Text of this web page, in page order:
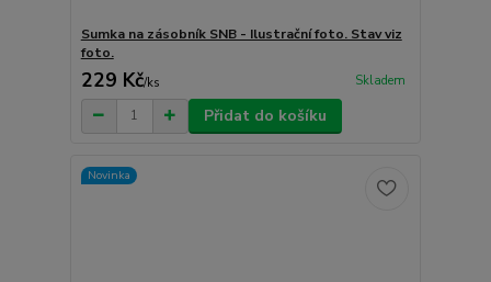
Sumka na zásobník SNB - Ilustrační foto. Stav viz
foto.
229 Kč/ks Skladem
Přidat do košíku
Novinka